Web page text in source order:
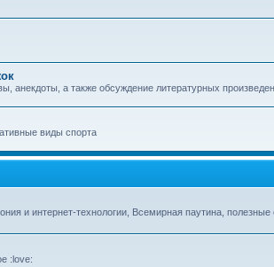
анекдоты, а также обсуждение литературных
виды спорта
и интернет-технологии, Всемирная паутина,
:love: